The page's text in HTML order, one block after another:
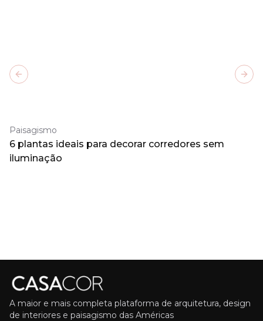
Paisagismo
6 plantas ideais para decorar corredores sem
iluminação
Previous slide
A maior e mais completa plataforma de arquitetura, design
de interiores e paisagismo das Américas